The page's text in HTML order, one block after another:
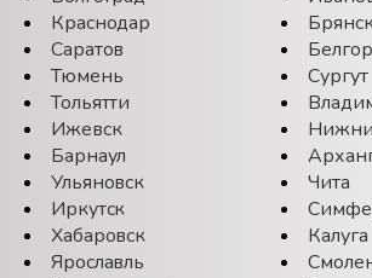
Краснодар
Саратов
Тюмень
Тольятти
Ижевск
Барнаул
Ульяновск
Иркутск
Хабаровск
Ярославль
Сургут
Чита
Калуга